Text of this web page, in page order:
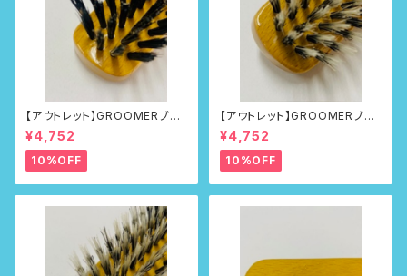
【アウトレット】GROOMERブラ
シNo.215
¥4,752
10%OFF
【アウトレット】GROOMERブラ
シNo.218
¥4,752
10%OFF